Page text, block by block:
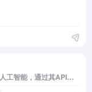
Sonantic.io是Sonantic Limited是一个利用人工智能，通过其API及网络应用程序进行内容创作、分析、编辑及分发的文字转语音工具。